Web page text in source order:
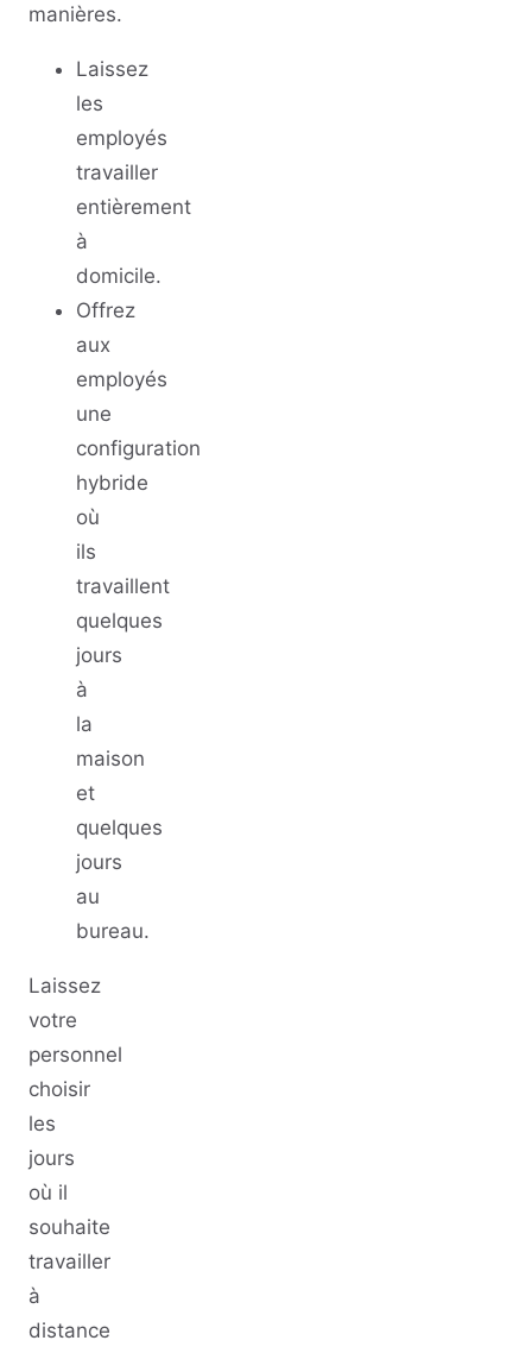
manières.
Laissez
les
employés
travailler
entièrement
à
domicile.
Offrez
aux
employés
une
configuration
hybride
où
ils
travaillent
quelques
jours
à
la
maison
et
quelques
jours
au
bureau.
Laissez
votre
personnel
choisir
les
jours
où il
souhaite
travailler
à
distance